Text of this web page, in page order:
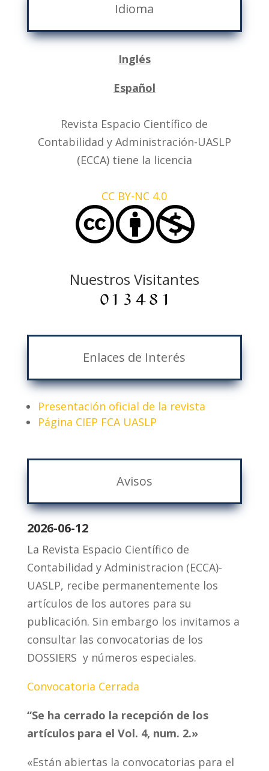
Idioma
Inglés
Español
Revista Espacio Científico de
Contabilidad y Administración-UASLP
(ECCA) tiene la licencia
CC BY-NC 4.0
Nuestros Visitantes
Enlaces de Interés
Presentación oficial de la revista
Página CIEP FCA UASLP
Avisos
2026-06-12
La Revista Espacio Científico de
Contabilidad y Administracion (ECCA)-
UASLP, recibe permanentemente los
artículos de los autores para su
publicación. Sin embargo los invitamos a
consultar las convocatorias de los
DOSSIERS y números especiales.
Convocatoria Cerrada
“Se ha cerrado la recepción de los
artículos para el Vol. 4, num. 2.»
«Están abiertas la convocatorias para el